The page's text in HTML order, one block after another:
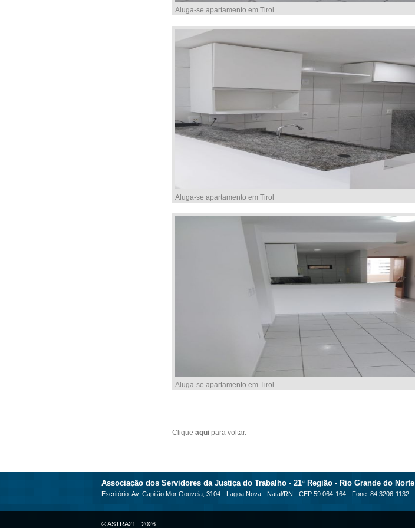
Aluga-se apartamento em Tirol
Aluga-se apartamento em Tirol
Aluga-se apartamento em Tirol
Clique aqui para voltar.
Associação dos Servidores da Justiça do Trabalho - 21ª Região - Rio Grande do Norte
Escritório: Av. Capitão Mor Gouveia, 3104 - Lagoa Nova - Natal/RN - CEP 59.064-164 - Fone: 84 3206-1132
© ASTRA21 - 2026